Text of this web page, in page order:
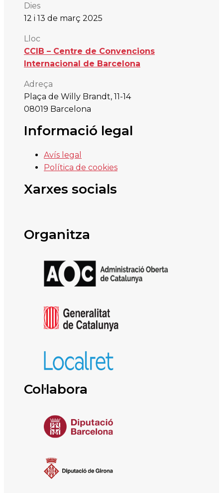
Dies
12 i 13 de març 2025
Lloc
CCIB – Centre de Convencions
Internacional de Barcelona
Adreça
Plaça de Willy Brandt, 11-14
08019 Barcelona
Informació legal
Avís legal
Política de cookies
Xarxes socials
Organitza
Col·labora